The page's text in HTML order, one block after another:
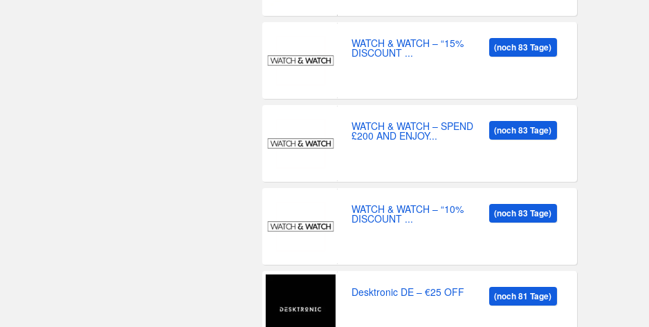
WATCH & WATCH – “15%
DISCOUNT ... (noch 83 Tage)
WATCH & WATCH – SPEND
£200 AND ENJOY... (noch 83 Tage)
WATCH & WATCH – “10%
DISCOUNT ... (noch 83 Tage)
Desktronic DE – €25 OFF (noch 81 Tage)